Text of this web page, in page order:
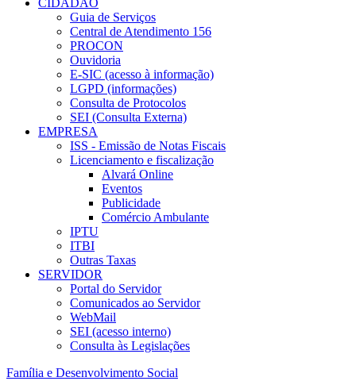
CIDADÃO
Guia de Serviços
Central de Atendimento 156
PROCON
Ouvidoria
E-SIC (acesso à informação)
LGPD (informações)
Consulta de Protocolos
SEI (Consulta Externa)
EMPRESA
ISS - Emissão de Notas Fiscais
Licenciamento e fiscalização
Alvará Online
Eventos
Publicidade
Comércio Ambulante
IPTU
ITBI
Outras Taxas
SERVIDOR
Portal do Servidor
Comunicados ao Servidor
WebMail
SEI (acesso interno)
Consulta às Legislações
Família e Desenvolvimento Social